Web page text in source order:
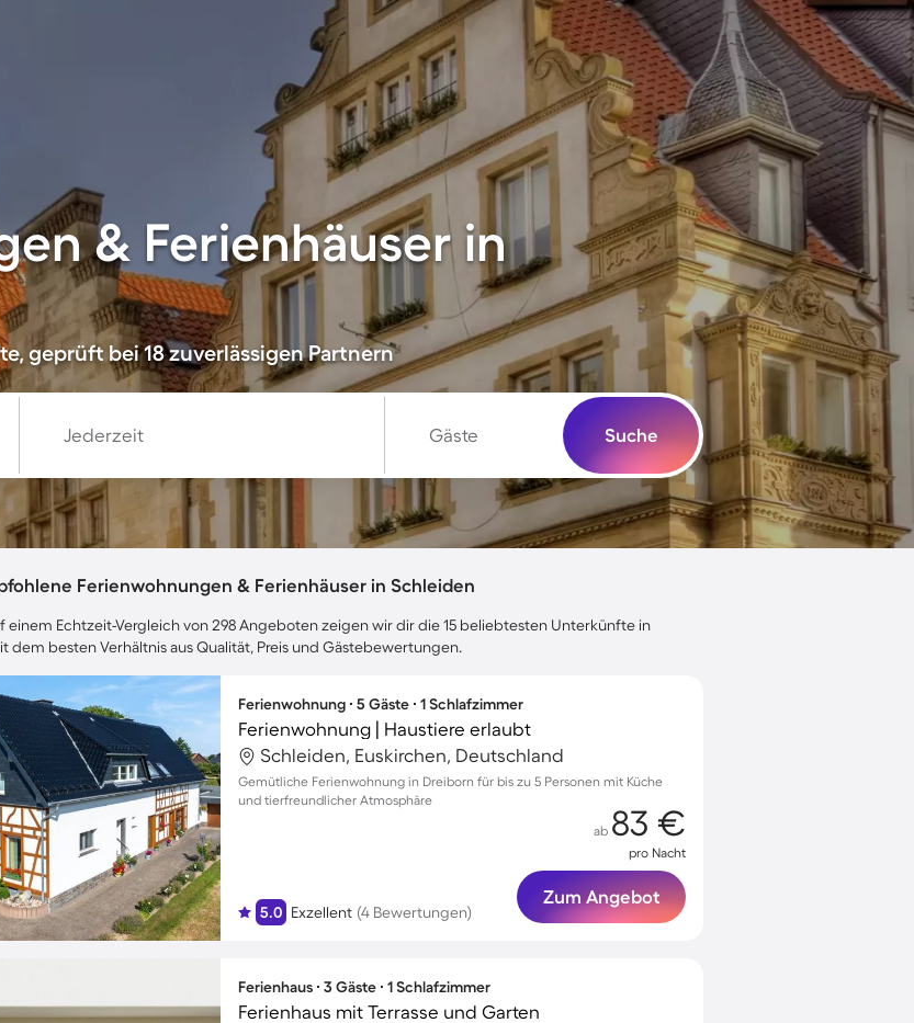
& Ferienhäuser in
geprüft bei 18 zuverlässigen Partnern
Jederzeit Gäste Suche
Ferienwohnungen & Ferienhäuser in Schleiden
einem Echtzeit-Vergleich von 298 Angeboten zeigen wir dir die 15 beliebtesten Unterkünfte in
dem besten Verhältnis aus Qualität, Preis und Gästebewertungen.
Ferienwohnung ∙ 5 Gäste ∙ 1 Schlafzimmer
Ferienwohnung | Haustiere erlaubt
Schleiden, Euskirchen, Deutschland
Gemütliche Ferienwohnung in Dreiborn für bis zu 5 Personen mit Küche
und tierfreundlicher Atmosphäre
5.0 Exzellent (4 Bewertungen)
ab 83 €
pro Nacht
Zum Angebot
Ferienhaus ∙ 3 Gäste ∙ 1 Schlafzimmer
Ferienhaus mit Terrasse und Garten